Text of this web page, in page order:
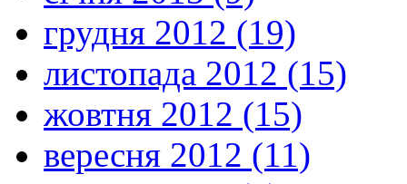
грудня 2012 (19)
листопада 2012 (15)
жовтня 2012 (15)
вересня 2012 (11)